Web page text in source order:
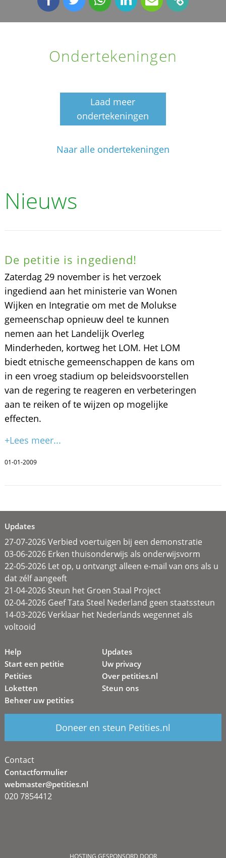
Ondertekeningen
Laad meer
ondertekeningen
Naar alle ondertekeningen
Nieuws
De petitie is ingediend!
Zaterdag 29 november is het verzoek
ingediend aan het ministerie van Wonen
Wijken en Integratie om met de Molukse
gemeenschap opnieuw deel te kunnen
nemen aan het Landelijk Overleg
Minderheden, kortweg het LOM. Het LOM
biedt etnische gemeenschappen de kans om
in een vroeg stadium op beleidsvoorstellen
van de regering te reageren en verbeteringen
aan te reiken of te wijzen op mogelijke
effecten.
+Lees meer...
01-01-2009
Updates
27-07-2026 Verbied voertuigen bij een demonstratie
03-06-2026 Erken thuisonderwijs als onderwijsvorm
22-05-2026 Let op, u ontvangt alleen e-mail van ons als u
dat zélf aangeeft
21-04-2026 Steun het Groen Staal Project
02-04-2026 Geef Tata Steel Nederland geen staatssteun
14-03-2026 Verklaar het Nederlands wegennet als
voltooid
Help
Start een petitie
Petities
Loketten
Beheer uw petities
Updates
Uw privacy
Over petities.nl
Steun ons
Doneer en steun Petities.nl
Contact
Contactformulier
webmaster@petities.nl
020 7854412
HOSTING GESPONSORD DOOR